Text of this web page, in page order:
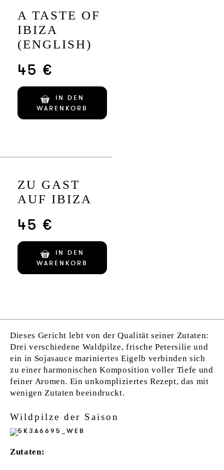
A TASTE OF
IBIZA
(ENGLISH)
45 €
IN DEN
WARENKORB
ZU GAST
AUF IBIZA
45 €
IN DEN
WARENKORB
Dieses Gericht lebt von der Qualität seiner Zutaten:
Drei verschiedene Waldpilze, frische Petersilie und
ein in Sojasauce mariniertes Eigelb verbinden sich
zu einer harmonischen Komposition voller Tiefe und
feiner Aromen. Ein unkompliziertes Rezept, das mit
wenigen Zutaten beeindruckt.
Wildpilze der Saison
Zutaten: